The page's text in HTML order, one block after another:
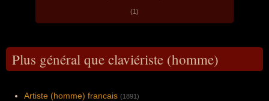
(1)
Plus général que claviériste (homme)
Artiste (homme) francais (1891)